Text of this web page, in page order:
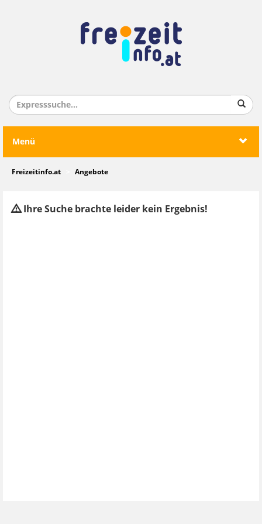
Menü
Freizeitinfo.at Angebote
Ihre Suche brachte leider kein Ergebnis!